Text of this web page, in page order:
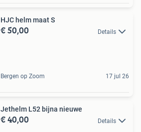
HJC helm maat S
€ 50,00 Details
Bergen op Zoom 17 jul 26
Jethelm L52 bijna nieuwe
€ 40,00 Details